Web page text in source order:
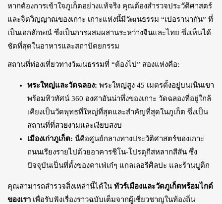
หากต้องการเข้าใจภูเก็ตอย่างแท้จริง คุณต้องสำรวจประวัติศาสตร์
และจิตวิญญาณของเกาะ เกาะแห่งนี้มีวัฒนธรรม “เปอรานากัน” ที่
เป็นเอกลักษณ์ ซึ่งเป็นการผสมผสานระหว่างจีนและไทย ซึ่งเห็นได้
ชัดที่สุดในอาหารและสถาปัตยกรรม
สถานที่ท่องเที่ยวทางวัฒนธรรมที่ “ต้องไป” สองแห่งคือ:
พระใหญ่และวัดฉลอง: พระใหญ่สูง 45 เมตรตั้งอยู่บนเนินเขา
พร้อมทิวทัศน์ 360 องศาอันน่าทึ่งของเกาะ วัดฉลองที่อยู่ใกล้
เคียงเป็นวัดพุทธที่ใหญ่ที่สุดและสำคัญที่สุดในภูเก็ต ซึ่งเป็น
สถานที่ที่สวยงามและเงียบสงบ
เมืองเก่าภูเก็ต: นี่คือศูนย์กลางทางประวัติศาสตร์ของเกาะ
ถนนเรียงรายไปด้วยอาคารชิโน-โปรตุกีสหลากสีสัน ซึ่ง
ปัจจุบันเป็นที่ตั้งของคาเฟ่เก๋ๆ แกลเลอรีศิลปะ และร้านบูติก
คุณสามารถสำรวจสิ่งเหล่านี้ได้ใน ทัวร์เมืองและวัดภูเก็ตพร้อมไกด์
ของเรา เพื่อรับฟังเรื่องราวฉบับเต็มจากผู้เชี่ยวชาญในท้องถิ่น